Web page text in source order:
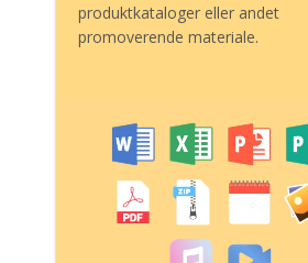
produktkataloger eller andet
promoverende materiale.